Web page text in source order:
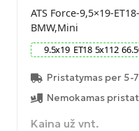
ATS Force-9,5×19-
BMW,Mini
9.5x19 ET18 5x112
Pristatymas per 5-
Nemokamas
Kaina už vnt.